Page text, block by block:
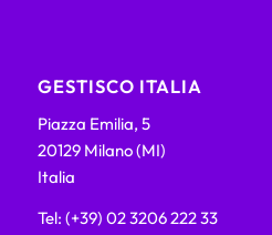
GESTISCO ITALIA
Piazza Emilia, 5
20129 Milano (MI)
Italia
Tel: (+39) 02 3206 222 33